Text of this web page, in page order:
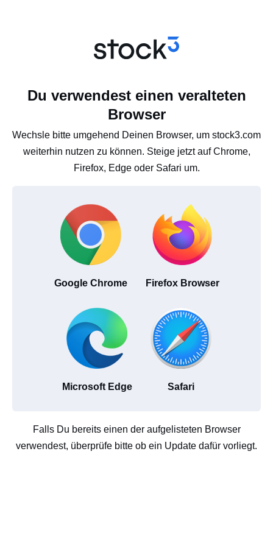
Du verwendest einen veralteten
Browser
Wechsle bitte umgehend Deinen Browser, um stock3.com
weiterhin nutzen zu können. Steige jetzt auf Chrome,
Firefox, Edge oder Safari um.
Google Chrome Firefox Browser
Microsoft Edge Safari
Falls Du bereits einen der aufgelisteten Browser
verwendest, überprüfe bitte ob ein Update dafür vorliegt.